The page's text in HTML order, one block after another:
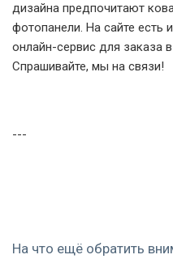
дизайна предпочитают
фотопанели. На сайте есть
онлайн-сервис для заказа
Спрашивайте, мы на связи!
---
На что ещё обратить